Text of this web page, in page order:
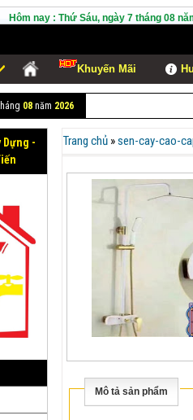
Hôm nay : Thứ Sáu, ngày 7 tháng 08
Khuyến Mãi
08năm 2026
Dựng -
Trang chủ»sen-cay-cao-
Mô tả sản phẩm